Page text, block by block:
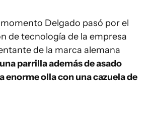
Delgado pasó por el
de tecnología de la empresa
de la marca alemana
parrilla además de asado
enorme olla con una cazuela de